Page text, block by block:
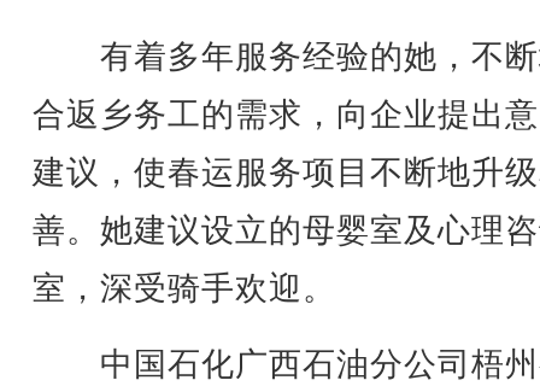
有着多年服务经验的她，不
合返乡务工的需求，向企业提出
建议，使春运服务项目不断地升
善。她建议设立的母婴室及心理
室，深受骑手欢迎。
中国石化广西石油分公司梧